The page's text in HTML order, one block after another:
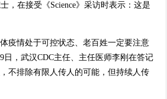
，在接受《Science》采访时表示：这是
疫情处于可控状态、老百姓一定要注意
，武汉CDC主任、主任医师李刚在答记
不排除有限人传人的可能，但持续人传